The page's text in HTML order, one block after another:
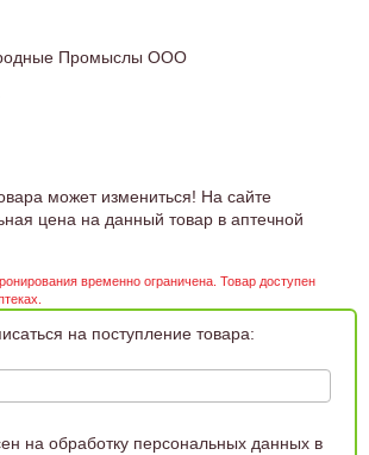
Промыслы ООО
может измениться! На сайте
цена на данный товар в аптечной
временно ограничена. Товар доступен
на поступление товара:
на обработку персональных данных в